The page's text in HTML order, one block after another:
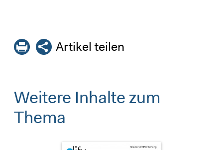
Artikel teilen
Weitere Inhalte zum
Thema